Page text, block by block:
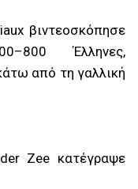
βιντεοσκόπησε
Έλληνες,
από τη γαλλική
Zee κατέγραψε